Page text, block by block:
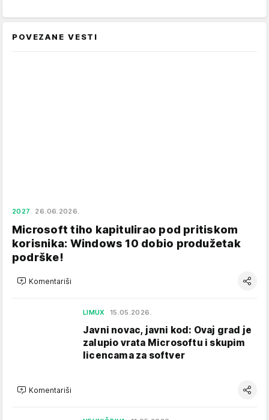
POVEZANE VESTI
2027 26.06.2026.
Microsoft tiho kapitulirao pod pritiskom
korisnika: Windows 10 dobio produžetak
podrške!
Komentariši
LIMUX 15.05.2026.
Javni novac, javni kod: Ovaj grad je
zalupio vrata Microsoftu i skupim
licencama za softver
Komentariši